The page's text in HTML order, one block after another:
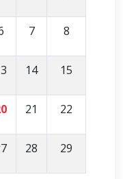
7 8
14 15
21 22
28 29